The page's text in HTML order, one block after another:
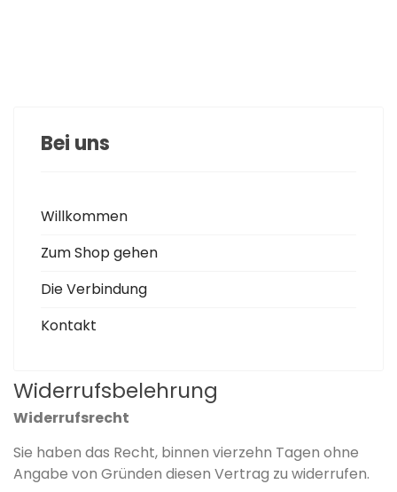
Bei uns
Willkommen
Zum Shop gehen
Die Verbindung
Kontakt
Widerrufsbelehrung
Widerrufsrecht
Sie haben das Recht, binnen vierzehn Tagen ohne
Angabe von Gründen diesen Vertrag zu widerrufen.